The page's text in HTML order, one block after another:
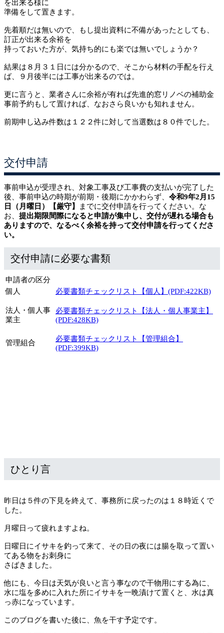
を出来る様に
準備をして置きます。
先着順だは無いので、もし提出資料に不備があったとしても、
訂正が出来る余裕を
持っておいた方が、気持ち的にも楽では無いでしょうか？
結果は８月３１日には分かるので、そこから材料の手配を行え
ば、９月後半には工事が出来るのでは。
更に言うと、業者さんに余裕が有れば先進的窓リノベの補助金
事前予約もして置ければ、なおさら良いかも知れません。
前期申し込み件数は１２２件に対して当選数は８０件でした。
交付申請
事前申込が受理され、対象工事及び工事費の支払いが完了した
後、事前申込の時期が前期・後期にかかわらず、 令和9年2月15
日（月曜日）【厳守】
までに交付申請を行ってください。な
お、 提出期限間際になると申請が集中し、交付が遅れる場合も
ありますので、なるべく余裕を持って交付申請を行ってくださ
い。
交付申請に必要な書類
申請者の区分
個人
必要書類チェックリスト【個人】(PDF:422KB)
法人・個人事
業主
必要書類チェックリスト【法人・個人事業主】
(PDF:428KB)
管理組合
必要書類チェックリスト【管理組合】
(PDF:399KB)
ひとり言
昨日は５件の下見を終えて、事務所に戻ったのは１８時近くで
した。
月曜日って疲れますよね。
日曜日にイサキを釣って来て、その日の夜には腸を取って置い
てある物をお刺身に
さばきました。
他にも、今日は天気が良いと言う事なので干物用にする為に、
水に塩を多めに入れた所にイサキを一晩漬けて置くと、水は真
っ赤になっています。
このブログを書いた後に、魚を干す予定です。